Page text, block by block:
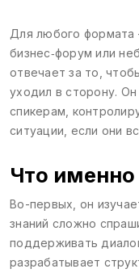
Для любого формата
бизнес‑форум или
отвечает за то,
уходил в сторону.
спикерам,
ситуации, если они
Что
Во-первых, он
знаний сложно
поддерживать
разрабатывает